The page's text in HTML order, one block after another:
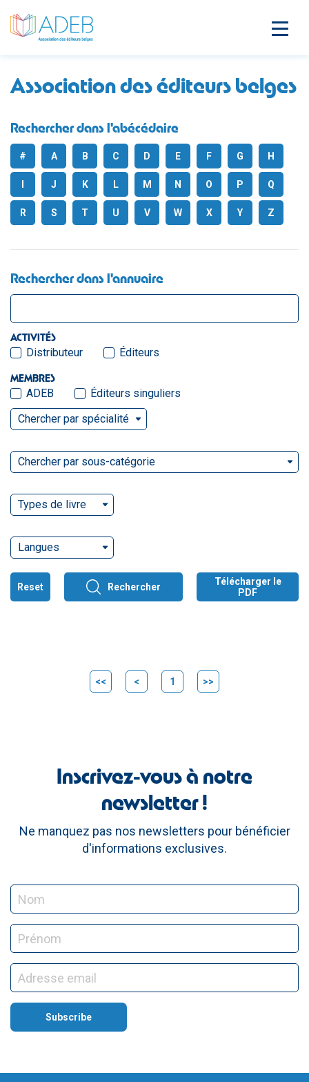
Association des éditeurs belges
Rechercher dans l'abécédaire
# A B C D E F G H
J K L M N O P Q
R S T U V W X Y Z
Rechercher dans l'annuaire
ACTIVITÉS
Distributeur Éditeurs
MEMBRES
ADEB
Éditeurs singuliers
Chercher par spécialité
Chercher par sous-catégorie
Types de livre
Langues
Reset Rechercher
Télécharger le
PDF
<< < 1 >>
Inscrivez-vous à notre
newsletter !
Ne manquez pas nos newsletters pour bénéficier
d'informations exclusives.